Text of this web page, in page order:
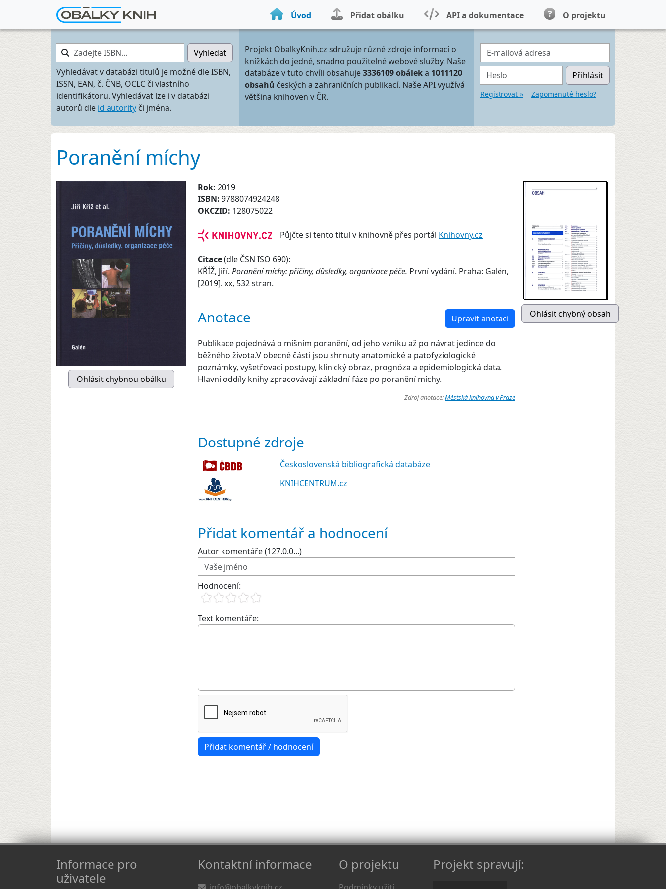
Úvod Přidat obálku API a dokumentace O projektu
Zadejte ISBN…
Vyhledat
Vyhledávat v databázi titulů je možné dle ISBN,
ISSN, EAN, č. ČNB, OCLC či vlastního
identifikátoru. Vyhledávat lze i v databázi
autorů dle id autority či jména.
Projekt ObalkyKnih.cz sdružuje různé zdroje informací o
knížkách do jedné, snadno použitelné webové služby. Naše
databáze v tuto chvíli obsahuje3336109 obáleka 1011120
obsahů českých a zahraničních publikací. Naše API využívá
většina knihoven v ČR.
E-mailová adresa
Heslo Přihlásit
Registrovat » Zapomenuté heslo?
Poranění míchy
Rok: 2019
ISBN: 9788074924248
OKCZID: 128075022
Půjčte si tento titul v knihovně přes portál Knihovny.cz
Citace(dle ČSN ISO 690):
KŘÍŽ, Jiří. Poranění míchy: příčiny, důsledky, organizace péče. První vydání. Praha: Galén,
[2019]. xx, 532 stran.
Anotace Upravit anotaci
Publikace pojednává o míšním poranění, od jeho vzniku až po návrat jedince do
běžného života.V obecné části jsou shrnuty anatomické a patofyziologické
poznámky, vyšetřovací postupy, klinický obraz, prognóza a epidemiologická data.
Hlavní oddíly knihy zpracovávají základní fáze po poranění míchy.
Zdroj anotace:Městská knihovna v Praze
Dostupné zdroje
Československá bibliografická databáze
KNIHCENTRUM.cz
Přidat komentář a hodnocení
Autor komentáře (127.0.0...)
Hodnocení:
Text komentáře:
Informace pro
uživatele
Kontaktní informace O projektu Projekt spravují: